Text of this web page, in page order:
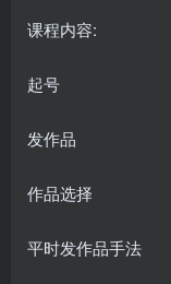
课程内容:
起号
发作品
作品选择
平时发作品手法